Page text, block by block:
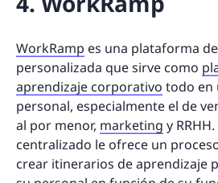
WorkRamp es una plataforma
personalizada que sirve como
aprendizaje corporativo todo en
personal, especialmente el de
al por menor, marketing y
centralizado le ofrece un
crear itinerarios de aprendizaje